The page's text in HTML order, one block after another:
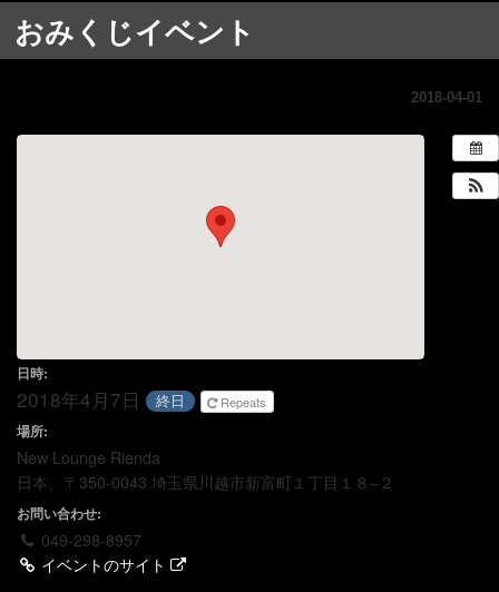
おみくじイベント
2018-04-01
日時:
2018年4月7日 終日 Repeats
場所:
New Lounge Rienda
日本、〒350-0043 埼玉県川越市新富町１丁目１８−２
お問い合わせ:
049-298-8957
イベントのサイト